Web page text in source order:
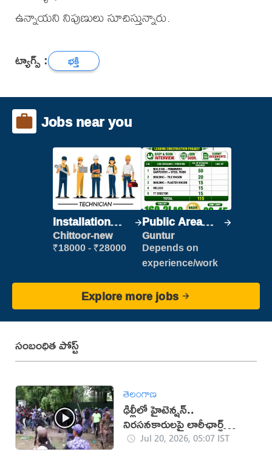
ఉన్నాయని నిపుణులు సూచిస్తున్నారు.
ట్యాగ్స్ : భక్తి
Jobs near you
Installation
Engineer/
Helper
Chittoor-new
₹18000 - ₹28000
Public Area
Cleaner
Guntur
Depends on
experience/work
Explore more jobs
సంబంధిత పోస్ట్
తెలంగాణ
ఢిల్లీలో హైటెన్షన్..
నిరసనకారులపై లాఠీఛార్జ్
(వీడియో)
Jul 20, 2026, 05:07 IST